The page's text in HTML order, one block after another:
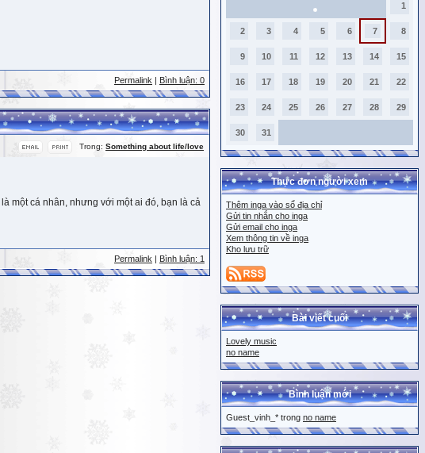
Permalink Bình luận: 0
Trong: Something about life/love
một cá nhân, nhưng với một ai đó, bạn là cả
Permalink Bình luận: 1
1
2 3 4 5 6 7 8
9 10 11 12 13 14 15
16 17 18 19 20 21 22
23 24 25 26 27 28 29
30 31
Thực đơn người xem
Thêm inga vào sổ địa chỉ
Gửi tin nhắn cho inga
Gửi email cho inga
Xem thông tin về inga
Kho lưu trữ
Bài viết cuối
Lovely music
no name
Bình luận mới
Guest_vinh_* trong no name